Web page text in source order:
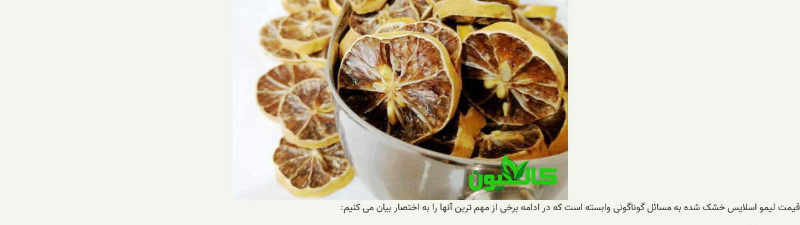
قیمت لیمو اسلایس خشک شده به مسائل گوناگونی وابسته است که در ادامه برخی از مهم ترین آنها را به اختصار بیان می کنیم: